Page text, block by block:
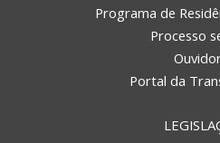
Programa de
Processo
Portal da